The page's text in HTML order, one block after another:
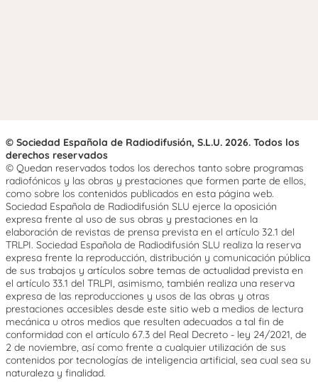
© Sociedad Española de Radiodifusión, S.L.U. 2026. Todos los
derechos reservados
© Quedan reservados todos los derechos tanto sobre programas
radiofónicos y las obras y prestaciones que formen parte de ellos,
como sobre los contenidos publicados en esta página web.
Sociedad Española de Radiodifusión SLU ejerce la oposición
expresa frente al uso de sus obras y prestaciones en la
elaboración de revistas de prensa prevista en el artículo 32.1 del
TRLPI. Sociedad Española de Radiodifusión SLU realiza la reserva
expresa frente la reproducción, distribución y comunicación pública
de sus trabajos y artículos sobre temas de actualidad prevista en
el artículo 33.1 del TRLPI, asimismo, también realiza una reserva
expresa de las reproducciones y usos de las obras y otras
prestaciones accesibles desde este sitio web a medios de lectura
mecánica u otros medios que resulten adecuados a tal fin de
conformidad con el artículo 67.3 del Real Decreto - ley 24/2021, de
2 de noviembre, así como frente a cualquier utilización de sus
contenidos por tecnologías de inteligencia artificial, sea cual sea su
naturaleza y finalidad.